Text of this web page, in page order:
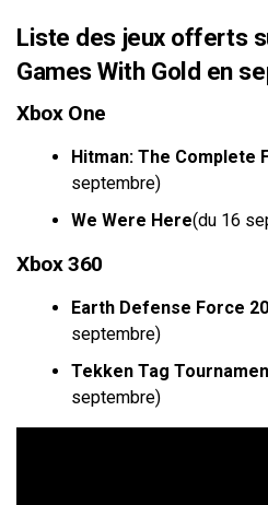
Liste des jeux offerts
Games With Gold en
Xbox One
Hitman: The Complete
septembre)
We Were Here(du 16
Xbox 360
Earth Defense Force
septembre)
Tekken Tag
septembre)